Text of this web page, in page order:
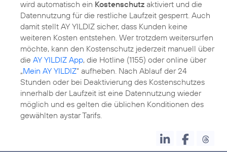
wird automatisch ein Kostenschutz aktiviert und die
Datennutzung für die restliche Laufzeit gesperrt. Auch
damit stellt AY YILDIZ sicher, dass Kunden keine
weiteren Kosten entstehen. Wer trotzdem weitersurfen
möchte, kann den Kostenschutz jederzeit manuell über
die AY YILDIZ App, die Hotline (1155) oder online über
„Mein AY YILDIZ“ aufheben. Nach Ablauf der 24
Stunden oder bei Deaktivierung des Kostenschutzes
innerhalb der Laufzeit ist eine Datennutzung wieder
möglich und es gelten die üblichen Konditionen des
gewählten aystar Tarifs.